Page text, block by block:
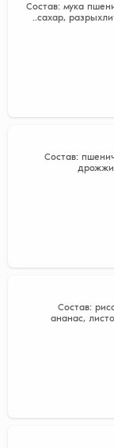
Состав: мука
сахар,
Состав:
Состав:
ананас,